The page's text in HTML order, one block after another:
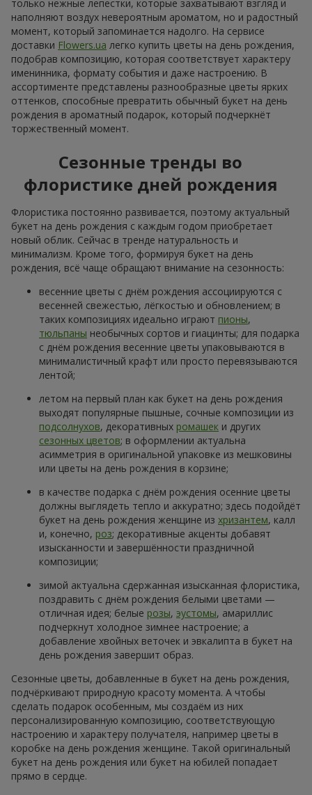
только нежные лепестки, которые захватывают взгляд и
наполняют воздух невероятным ароматом, но и радостный
момент, который запоминается надолго. На сервисе
доставки Flowers.ua легко купить цветы на день рождения,
подобрав композицию, которая соответствует характеру
именинника, формату события и даже настроению. В
ассортименте представлены разнообразные цветы ярких
оттенков, способные превратить обычный букет на день
рождения в ароматный подарок, который подчеркнёт
торжественный момент.
Сезонные тренды во
флористике дней рождения
Флористика постоянно развивается, поэтому актуальный
букет на день рождения с каждым годом приобретает
новый облик. Сейчас в тренде натуральность и
минимализм. Кроме того, формируя букет на день
рождения, всё чаще обращают внимание на сезонность:
весенние цветы с днём рождения ассоциируются с
весенней свежестью, лёгкостью и обновлением; в
таких композициях идеально играют пионы,
тюльпаны необычных сортов и гиацинты; для подарка
с днём рождения весенние цветы упаковываются в
минималистичный крафт или просто перевязываются
лентой;
летом на первый план как букет на день рождения
выходят популярные пышные, сочные композиции из
подсолнухов, декоративных ромашек и других
сезонных цветов; в оформлении актуальна
асимметрия в оригинальной упаковке из мешковины
или цветы на день рождения в корзине;
в качестве подарка с днём рождения осенние цветы
должны выглядеть тепло и аккуратно; здесь подойдёт
букет на день рождения женщине из хризантем, калл
и, конечно, роз; декоративные акценты добавят
изысканности и завершённости праздничной
композиции;
зимой актуальна сдержанная изысканная флористика,
поздравить с днём рождения белыми цветами —
отличная идея; белые розы, эустомы, амариллис
подчеркнут холодное зимнее настроение; а
добавление хвойных веточек и эвкалипта в букет на
день рождения завершит образ.
Сезонные цветы, добавленные в букет на день рождения,
подчёркивают природную красоту момента. А чтобы
сделать подарок особенным, мы создаём из них
персонализированную композицию, соответствующую
настроению и характеру получателя, например цветы в
коробке на день рождения женщине. Такой оригинальный
букет на день рождения или букет на юбилей попадает
прямо в сердце.